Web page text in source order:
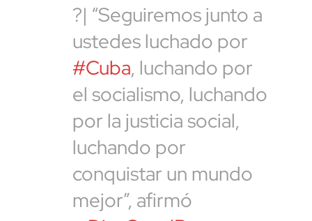
?| “Seguiremos junto a
ustedes luchado por
#Cuba, luchando por
el socialismo, luchando
por la justicia social,
luchando por
conquistar un mundo
mejor”, afirmó